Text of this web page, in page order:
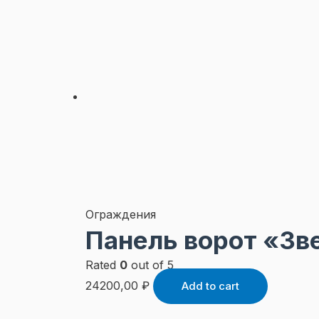
Ограждения
Панель ворот
Rated 0 out of 5
24200,00 ₽ Add to cart